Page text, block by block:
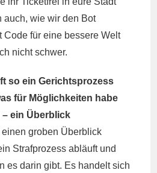
auch, wie wir den Bot
Code für eine bessere Welt
nicht schwer.
so ein Gerichtsprozess
für Möglichkeiten habe
ein Überblick
groben Überblick
Strafprozess abläuft und
es darin gibt. Es handelt sich